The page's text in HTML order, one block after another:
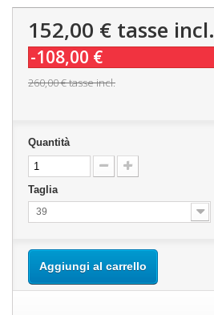
152,00 € tasse incl.
-108,00 €
260,00 €tasse incl.
Quantità
Taglia
39
Aggiungi al carrello